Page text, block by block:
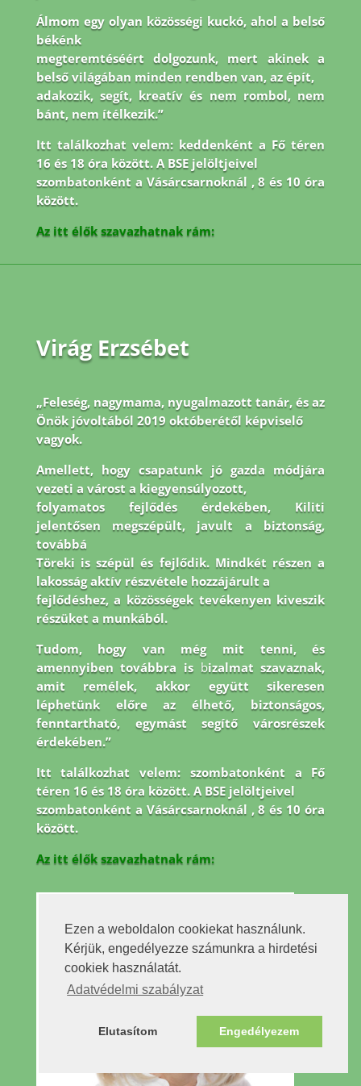
Ezen a weboldalon cookiekat használunk.
Kérjük, engedélyezze számunkra a hirdetési
cookiek használatát.
Adatvédelmi szabályzat
Elutasítom Engedélyezem
Álmom egy olyan közösségi kuckó, ahol a belső
békénk
megteremtéséért dolgozunk, mert akinek a
belső világában minden rendben van, az épít,
adakozik, segít, kreatív és nem rombol, nem
bánt, nem ítélkezik.”
Itt találkozhat velem: keddenként a Fő téren
16 és 18 óra között. A BSE jelöltjeivel
szombatonként a Vásárcsarnoknál , 8 és 10 óra
között.
Az itt élők szavazhatnak rám:
Virág Erzsébet
„Feleség, nagymama, nyugalmazott tanár, és az
Önök jóvoltából 2019 októberétől képviselő
vagyok.
Amellett, hogy csapatunk jó gazda módjára
vezeti a várost a kiegyensúlyozott,
folyamatos fejlődés érdekében, Kiliti
jelentősen megszépült, javult a biztonság,
továbbá
Töreki is szépül és fejlődik. Mindkét részen a
lakosság aktív részvétele hozzájárult a
fejlődéshez, a közösségek tevékenyen kiveszik
részüket a munkából.
Tudom, hogy van még mit tenni, és
amennyiben továbbra is bizalmat szavaznak,
amit remélek, akkor együttsikeresen
léphetünk előre az élhető, biztonságos,
fenntartható, egymást segítő városrészek
érdekében.”
Itt találkozhat velem: szombatonként a Fő
téren 16 és 18 óra között. A BSE jelöltjeivel
szombatonként a Vásárcsarnoknál , 8 és 10 óra
között.
Az itt élők szavazhatnak rám: